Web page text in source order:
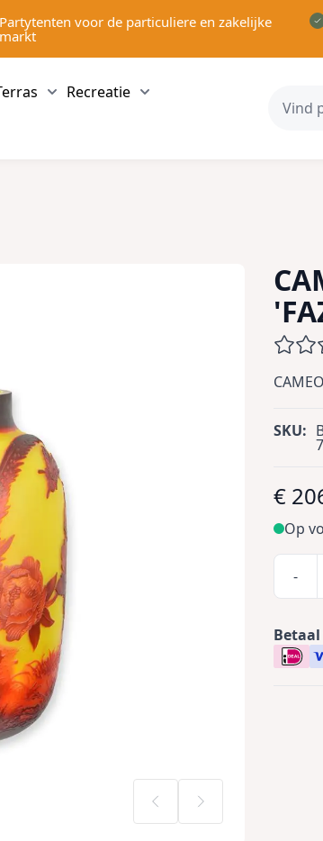
Partytenten voor de particuliere en zakelijke
markt
for Partytenten category
Show submenu for Tuin en Terras
Recreatie
Show submenu for
for Voor in Huis category
SKU:
€
Op
-